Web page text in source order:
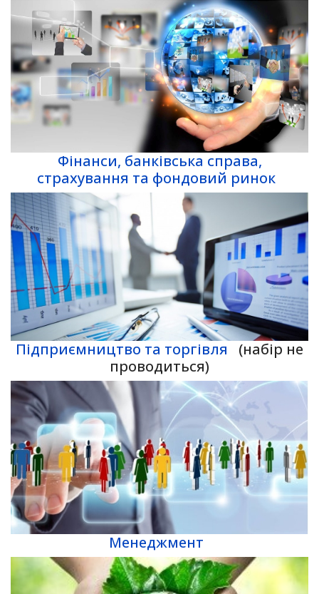
Фінанси, банківська справа,
страхування та фондовий ринок
Підприємництво та торгівля
(набір не
проводиться)
Менеджмент